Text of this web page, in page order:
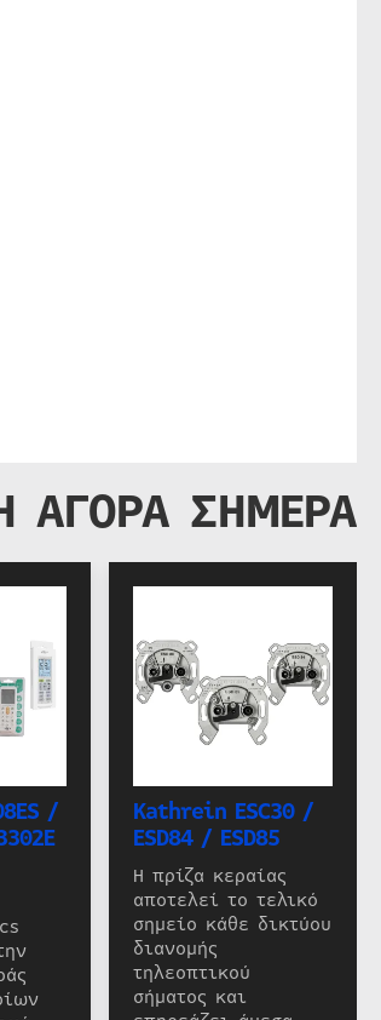
ΑΓΟΡΑ ΣΗΜΕΡΑ
/ Kathrein ESC30 /
ESD84 / ESD85
Η πρίζα κεραίας
αποτελεί το τελικό
σημείο κάθε δικτύου
διανομής
τηλεοπτικού
σήματος και